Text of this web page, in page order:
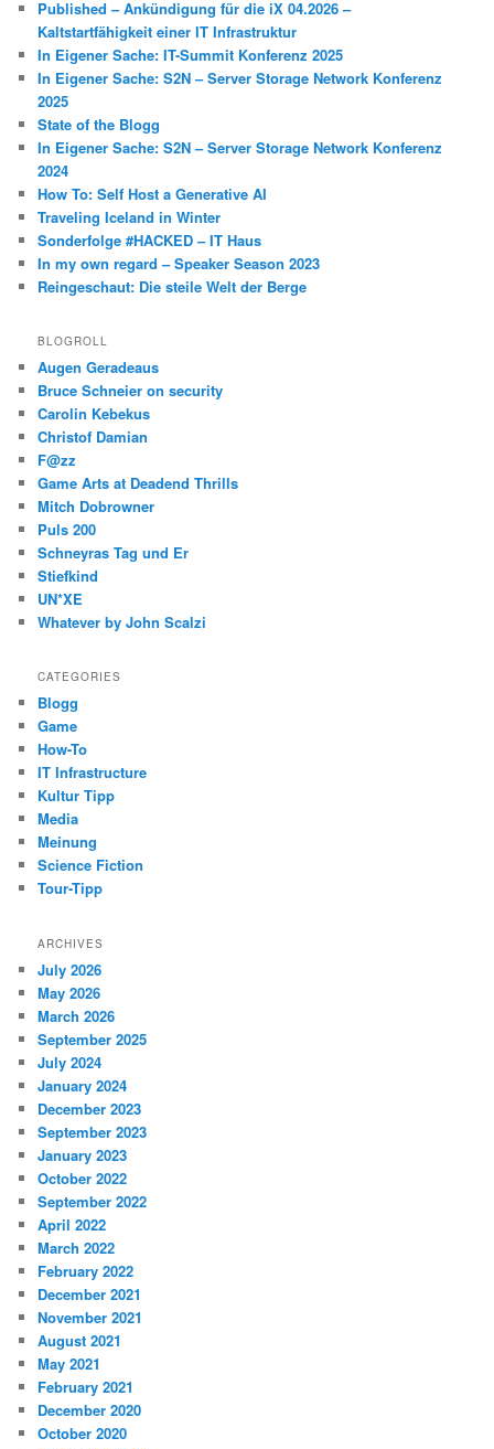
Published – Ankündigung für die iX 04.2026 –
Kaltstartfähigkeit einer IT Infrastruktur
In Eigener Sache: IT-Summit Konferenz 2025
In Eigener Sache: S2N – Server Storage Network Konferenz
2025
State of the Blogg
In Eigener Sache: S2N – Server Storage Network Konferenz
2024
How To: Self Host a Generative AI
Traveling Iceland in Winter
Sonderfolge #HACKED – IT Haus
In my own regard – Speaker Season 2023
Reingeschaut: Die steile Welt der Berge
BLOGROLL
Augen Geradeaus
Bruce Schneier on security
Carolin Kebekus
Christof Damian
F@zz
Game Arts at Deadend Thrills
Mitch Dobrowner
Puls 200
Schneyras Tag und Er
Stiefkind
UN*XE
Whatever by John Scalzi
CATEGORIES
Blogg
Game
How-To
IT Infrastructure
Kultur Tipp
Media
Meinung
Science Fiction
Tour-Tipp
ARCHIVES
July 2026
May 2026
March 2026
September 2025
July 2024
January 2024
December 2023
September 2023
January 2023
October 2022
September 2022
April 2022
March 2022
February 2022
December 2021
November 2021
August 2021
May 2021
February 2021
December 2020
October 2020